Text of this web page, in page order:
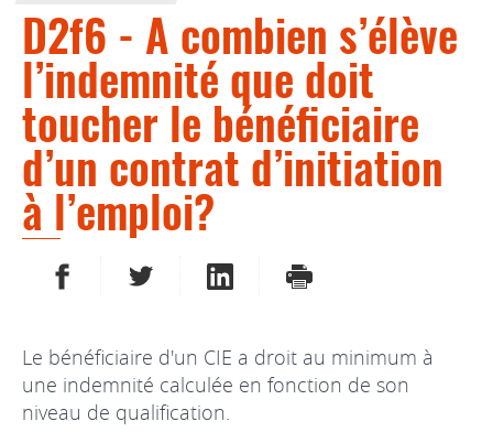
D2f6 - A combien s’élève
l’indemnité que doit
toucher le bénéficiaire
d’un contrat d’initiation
à l’emploi?
PARTAGER SUR FACEBOOK
PARTAGER SUR TWITTER
PARTAGER SUR LINKEDIN
IMPRIMER
Le bénéficiaire d'un CIE a droit au minimum à
une indemnité calculée en fonction de son
niveau de qualification.